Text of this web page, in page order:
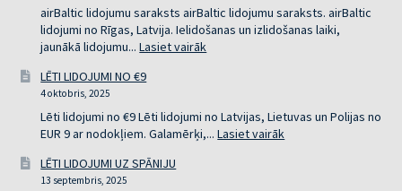
RĪGAS
airBaltic lidojumu saraksts airBaltic lidojumu saraksts. airBaltic
lidojumi no Rīgas, Latvija. Ielidošanas un izlidošanas laiki,
jaunākā lidojumu...Lasiet vairāk
LĒTI LIDOJUMI NO €9
4 oktobris, 2025
Lēti lidojumi no €9 Lēti lidojumi no Latvijas, Lietuvas un Polijas no
EUR 9 ar nodokļiem. Galamērķi,...Lasiet vairāk
LĒTI LIDOJUMI UZ SPĀNIJU
13 septembris, 2025